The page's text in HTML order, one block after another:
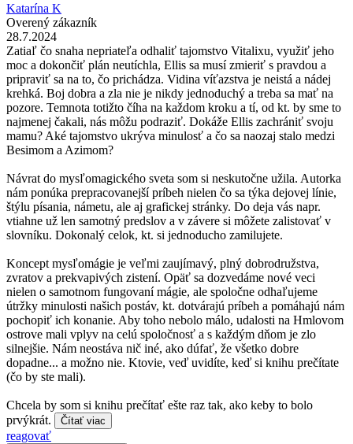
Katarína K
Overený zákazník
28.7.2024
Zatiaľ čo snaha nepriateľa odhaliť tajomstvo Vitalixu, využiť jeho
moc a dokončiť plán neutíchla, Ellis sa musí zmieriť s pravdou a
pripraviť sa na to, čo prichádza. Vidina víťazstva je neistá a nádej
krehká. Boj dobra a zla nie je nikdy jednoduchý a treba sa mať na
pozore. Temnota totižto číha na každom kroku a tí, od kt. by sme to
najmenej čakali, nás môžu podraziť. Dokáže Ellis zachrániť svoju
mamu? Aké tajomstvo ukrýva minulosť a čo sa naozaj stalo medzi
Besimom a Azimom?
Návrat do mysľomagického sveta som si neskutočne užila. Autorka
nám ponúka prepracovanejší príbeh nielen čo sa týka dejovej línie,
štýlu písania, námetu, ale aj grafickej stránky. Do deja vás napr.
vtiahne už len samotný predslov a v závere si môžete zalistovať v
slovníku. Dokonalý celok, kt. si jednoducho zamilujete.
Koncept mysľomágie je veľmi zaujímavý, plný dobrodružstva,
zvratov a prekvapivých zistení. Opäť sa dozvedáme nové veci
nielen o samotnom fungovaní mágie, ale spoločne odhaľujeme
útržky minulosti našich postáv, kt. dotvárajú príbeh a pomáhajú nám
pochopiť ich konanie. Aby toho nebolo málo, udalosti na Hmlovom
ostrove mali vplyv na celú spoločnosť a s každým dňom je zlo
silnejšie. Nám neostáva nič iné, ako dúfať, že všetko dobre
dopadne... a možno nie. Ktovie, veď uvidíte, keď si knihu prečítate
(čo by ste mali).
Chcela by som si knihu prečítať ešte raz tak, ako keby to bolo
prvýkrát.
Čítať viac
reagovať